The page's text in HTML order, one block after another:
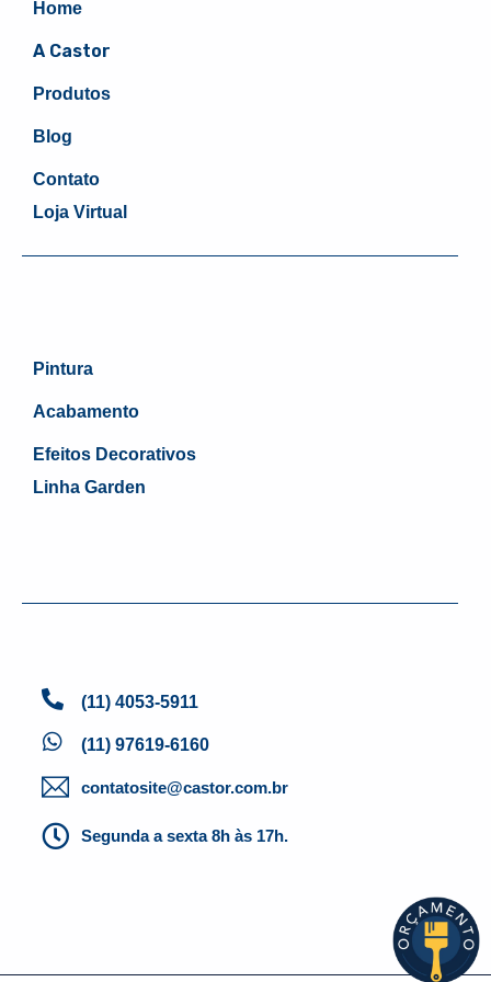
Home
A Castor
Produtos
Blog
Contato
Loja Virtual
Pintura
Acabamento
Efeitos Decorativos
Linha Garden
(11) 4053-5911
(11) 97619-6160
contatosite@castor.com.br
Segunda a sexta 8h às 17h.